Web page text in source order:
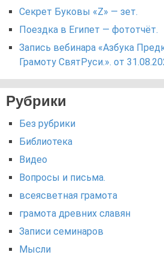
Секрет Буковы «Z» — зет.
Поездка в Египет — фототчёт.
Запись вебинара «Азбука
Грамоту СвятРуси.». от
Рубрики
Без рубрики
Библиотека
Видео
Вопросы и письма.
всеясветная грамота
грамота древних славян
Записи семинаров
Мысли